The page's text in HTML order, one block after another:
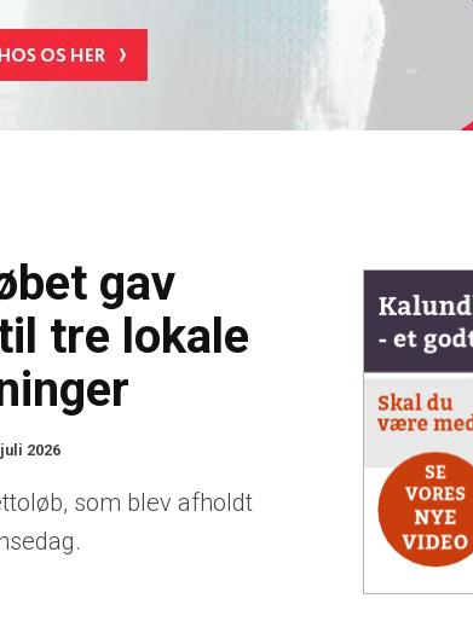
gav
tre lokale
2026
som blev afholdt